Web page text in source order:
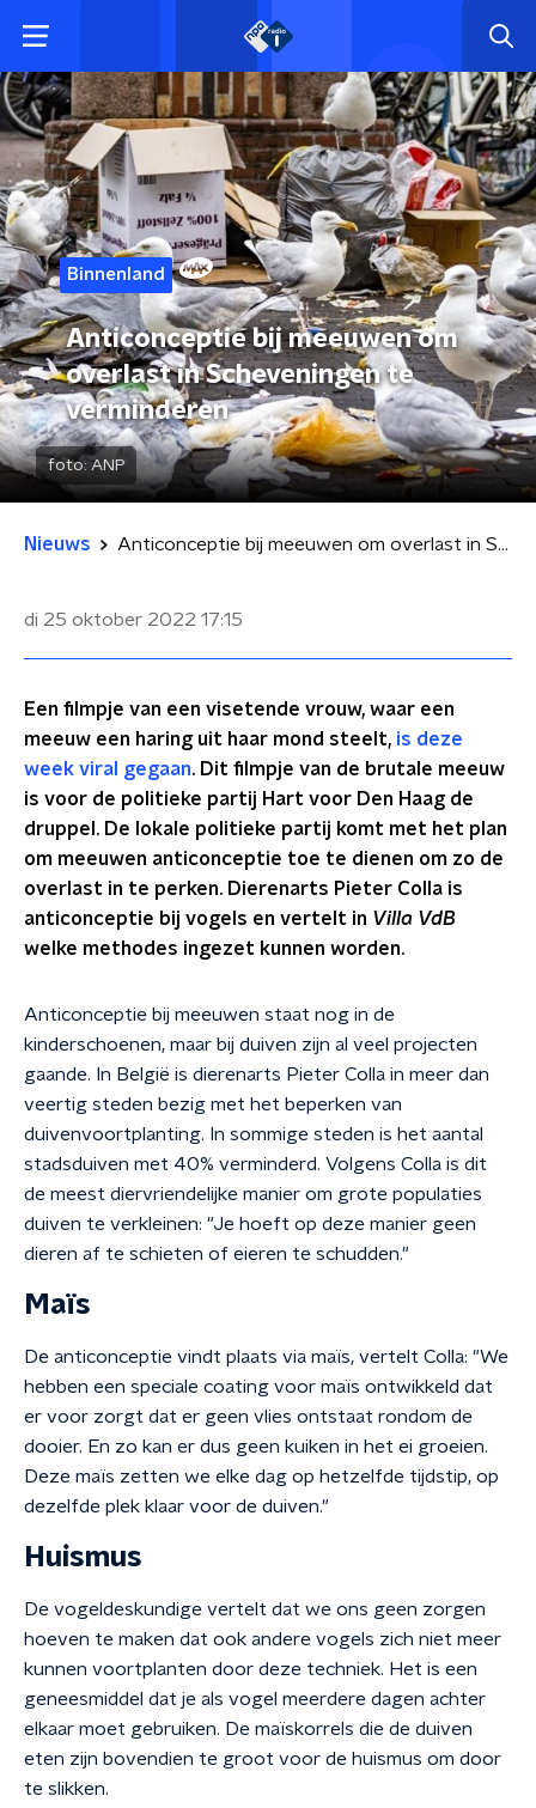
Binnenland
Anticonceptie bij meeuwen om
overlast in Scheveningen te
verminderen
foto: ANP
Nieuws Anticonceptie bij meeuwen om overlast in Scheveningen te verminderen
di 25 oktober 2022 17:15
Een filmpje van een visetende vrouw, waar een
meeuw een haring uit haar mond steelt, is deze
week viral gegaan. Dit filmpje van de brutale meeuw
is voor de politieke partij Hart voor Den Haag de
druppel. De lokale politieke partij komt met het plan
om meeuwen anticonceptie toe te dienen om zo de
overlast in te perken. Dierenarts Pieter Colla is
anticonceptie bij vogels en vertelt in Villa VdB
welke methodes ingezet kunnen worden.
Anticonceptie bij meeuwen staat nog in de
kinderschoenen, maar bij duiven zijn al veel projecten
gaande. In België is dierenarts Pieter Colla in meer dan
veertig steden bezig met het beperken van
duivenvoortplanting. In sommige steden is het aantal
stadsduiven met 40% verminderd. Volgens Colla is dit
de meest diervriendelijke manier om grote populaties
duiven te verkleinen: "Je hoeft op deze manier geen
dieren af te schieten of eieren te schudden."
Maïs
De anticonceptie vindt plaats via maïs, vertelt Colla: "We
hebben een speciale coating voor maïs ontwikkeld dat
er voor zorgt dat er geen vlies ontstaat rondom de
dooier. En zo kan er dus geen kuiken in het ei groeien.
Deze maïs zetten we elke dag op hetzelfde tijdstip, op
dezelfde plek klaar voor de duiven."
Huismus
De vogeldeskundige vertelt dat we ons geen zorgen
hoeven te maken dat ook andere vogels zich niet meer
kunnen voortplanten door deze techniek. Het is een
geneesmiddel dat je als vogel meerdere dagen achter
elkaar moet gebruiken. De maïskorrels die de duiven
eten zijn bovendien te groot voor de huismus om door
te slikken.